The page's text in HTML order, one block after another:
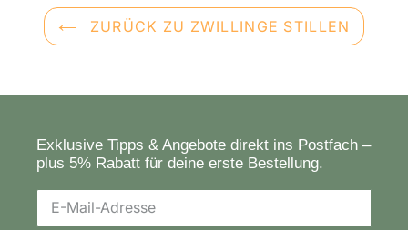
ZURÜCK ZU ZWILLINGE STILLEN
Exklusive Tipps & Angebote direkt ins Postfach –
plus 5% Rabatt für deine erste Bestellung.